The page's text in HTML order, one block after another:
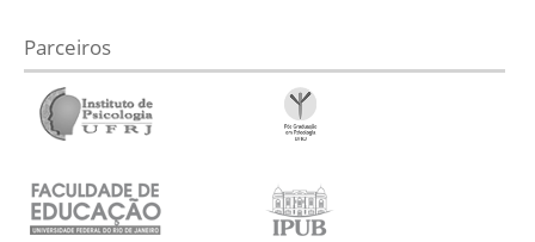
Parceiros